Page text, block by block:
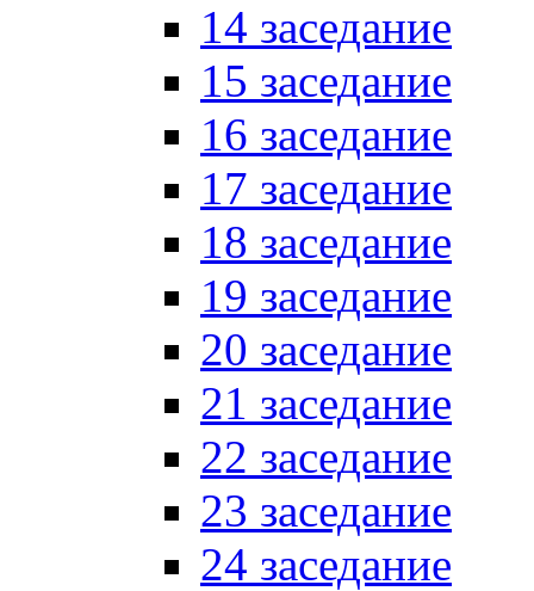
14 заседание
15 заседание
16 заседание
17 заседание
18 заседание
19 заседание
20 заседание
21 заседание
22 заседание
23 заседание
24 заседание